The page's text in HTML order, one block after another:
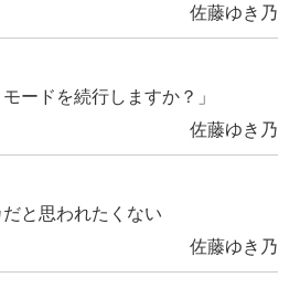
佐藤ゆき乃
ードを続行しますか？」
佐藤ゆき乃
と思われたくない
佐藤ゆき乃